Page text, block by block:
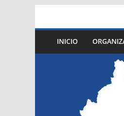
contenido
INICIO